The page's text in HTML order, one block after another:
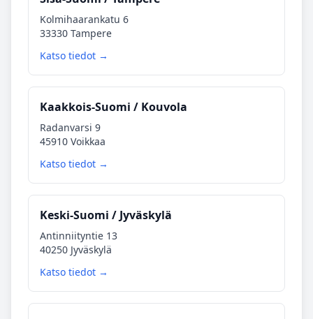
Kolmihaarankatu 6
33330 Tampere
Katso tiedot →
Kaakkois‑Suomi / Kouvola
Radanvarsi 9
45910 Voikkaa
Katso tiedot →
Keski‑Suomi / Jyväskylä
Antinniityntie 13
40250 Jyväskylä
Katso tiedot →